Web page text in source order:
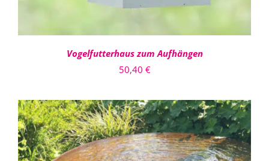
Vogelfutterhaus zum Aufhängen
50,40 €